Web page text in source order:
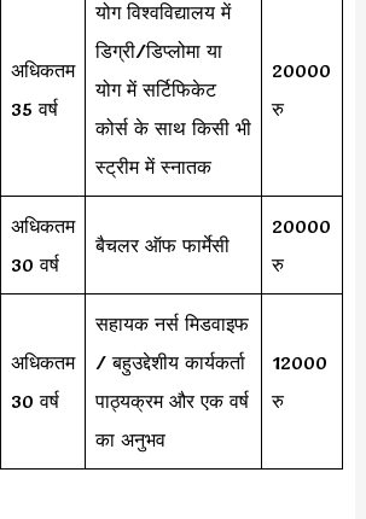
अधिकतम
35 वर्ष
योग विश्वविद्यालय में
डिग्री/डिप्लोमा या
योग में सर्टिफिकेट
कोर्स के साथ किसी भी
स्ट्रीम में स्नातक
20000
रु
अधिकतम
30 वर्ष
बैचलर ऑफ फार्मेसी
20000
रु
अधिकतम
30 वर्ष
सहायक नर्स मिडवाइफ
/ बहुउद्देशीय कार्यकर्ता
पाठ्यक्रम और एक वर्ष
का अनुभव
12000
रु